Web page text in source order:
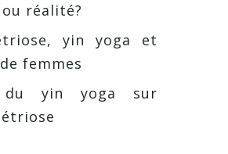
réalité?
yin yoga et
femmes
du yin yoga sur